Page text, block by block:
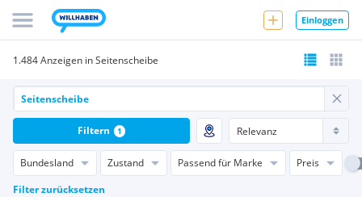
Einloggen
1.484 Anzeigen in Seitenscheibe
Bundesland Zustand Passend für Marke
Preis
Filter zurücksetzen
Filtern 1